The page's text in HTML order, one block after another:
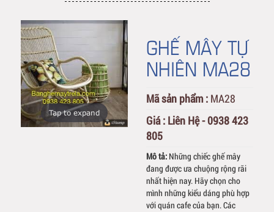
Tap to expand
GHẾ MÂY TỰ
NHIÊN MA28
Mã sản phẩm : MA28
Giá : Liên Hệ - 0938 423
805
Mô tả: Những chiếc ghế mây
đang được ưa chuộng rộng rãi
nhất hiện nay. Hãy chọn cho
mình những kiểu dáng phù hợp
với quán cafe của bạn. Các